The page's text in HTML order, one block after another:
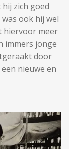
zich goed
ook hij wel
hiervoor meer
immers jonge
door
nieuwe en